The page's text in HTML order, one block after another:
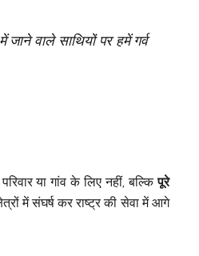
वाले साथियों पर हमें गर्व
या गांव के लिए नहीं, बल्किपूरे
में संघर्ष कर राष्ट्र की सेवा में आगे